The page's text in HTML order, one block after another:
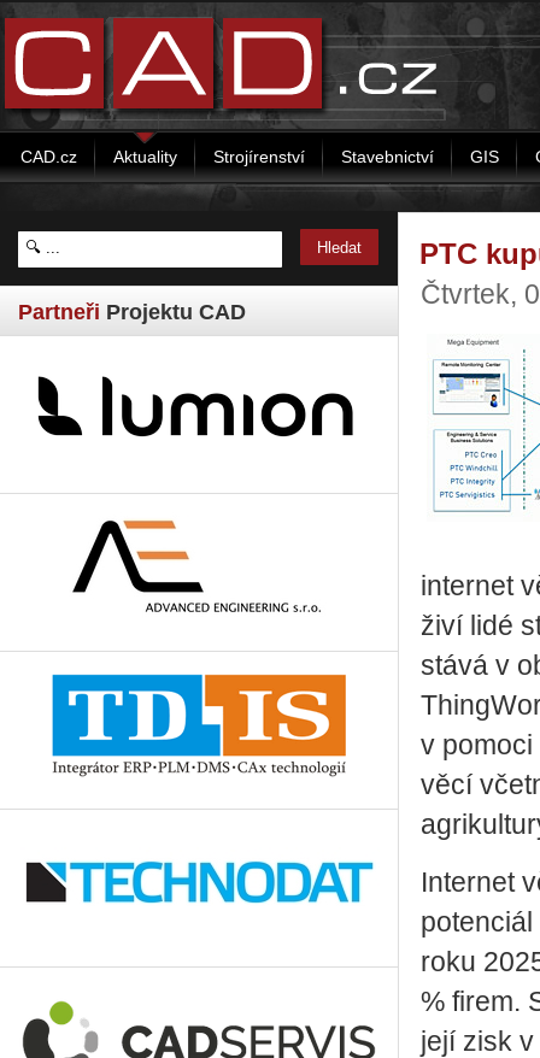
CAD.cz Aktuality Strojírenství Stavebnictví GIS
Partneři Projektu CAD
PTC
Čtvrtek,
internet
živí lidé
stává v
v
věcí
Internet
roku
% firem.
její zisk